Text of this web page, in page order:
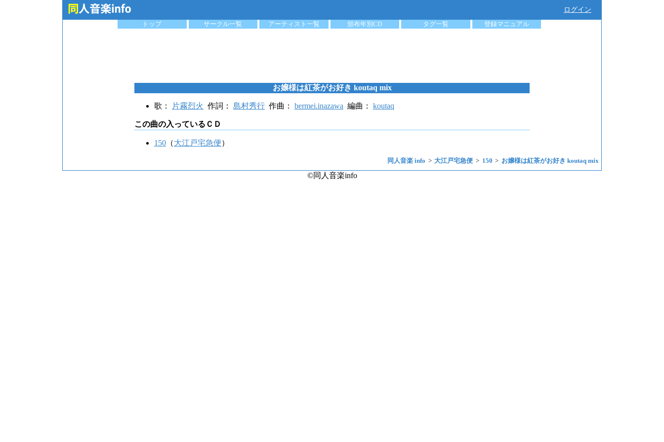
ログイン
トップ
サークル一覧 アーティスト一覧 頒布年別CD タグ一覧 登録マニュアル
お嬢様は紅茶がお好き koutaq mix
歌： 片霧烈火 作詞： 島村秀行 作曲： bermei.inazawa 編曲： koutaq
この曲の入っているＣＤ
150 （大江戸宅急便）
同人音楽 info 大江戸宅急便 150 お嬢様は紅茶がお好き koutaq mix
©同人音楽info